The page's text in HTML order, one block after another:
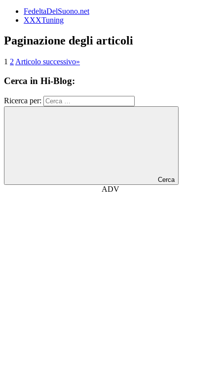
FedeltaDelSuono.net
XXXTuning
Paginazione degli articoli
1 2 Articolo successivo»
Cerca in Hi-Blog:
Ricerca per:
Cerca
ADV